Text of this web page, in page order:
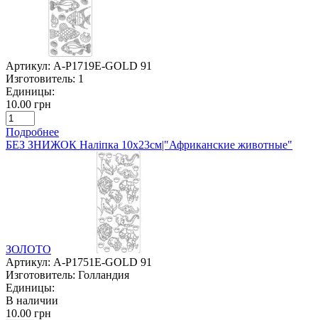
Артикул: A-P1719E-GOLD 91
Изготовитель: 1
Единицы:
10.00 грн
Подробнее
БЕЗ ЗНИЖОК Наліпка 10х23см|"Африканские животные"
ЗОЛОТО
Артикул: A-P1751E-GOLD 91
Изготовитель: Голландия
Единицы:
В наличии
10.00 грн